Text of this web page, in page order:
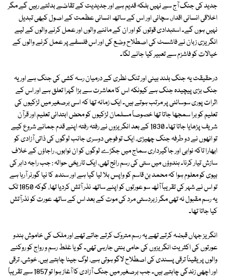
جدید کی جنگ آج سے نہیں بلکہ قدیم ہے اور جدیدیت کے تقاضے بدلتے رہیں گے مگر
اخلاقی انسانی اقدار، سچائی اور اس کے ساتھ انسانی عظمت کے اصول کبھی تبدیل
نہیں ہوں گے۔ استبدادی قوتوں کو اور ان کے ماننے والوں اور عمل کرنے والوں کے لیے
انگریزی زبان نے فاشسٹ کی اصطلاح وضع کی اور اس فلسفے پر عمل کرنے والوں کے
خیالات کو فاشزم سے تعبیر کیا جانے لگا۔
درحقیقت یہ جنگ بلند بینی اور تنگ نظری کے درمیان رسہ کشی کی جنگ ہے اور یہ
جنگ بڑی پیچیدہ جنگ ہے کیونکہ اس کا معاشرت سے بڑا گہرا تعلق ہے اور اس کے
اثرات پوری سوسائٹی پر مرتب ہوتے ہیں۔ ایک زمانہ تھا کہ اسی برصغیر میں لڑکیوں کی
تعلیم کو برا سمجھا جاتا تھا خصوصاً مسلمان لڑکیوں کو محض ابتدائی تعلیم اور قرآن
شریف پڑھایا جاتا تھا۔ 1830 کے بعد انگریزوں نے رفتہ رفتہ اپنے قدم جمانے شروع کیے
تو انھوں نے دو طرفہ جنگ چھیڑی، ایک تو فوجی دوسری جانب لوگوں کی ذاتی آزادی کو
ابھارا تاکہ نوابی اور جاگیرداری سماج میں جکڑے لوگوں کو ان نوابوں، راجاؤں کے خلاف
سازش تیار کرنا۔ ہندوؤں میں ستی کی رسم رائج تھی، ایک تاریخی حوالہ : جب راجہ داہر کی
بیوی کو معلوم ہوا کہ محمد بن قاسم کو واپس بلا لیا گیا ہے اور سندھ کا نیا گورنر آرہا ہے
تو اس نے شہر کی تقریباً آٹھ سو عورتوں کو اپنے ساتھ نذر آتش کردیا تھا، گوکہ 1850 تک
یہ رسم مقبول نہ تھی مگر زبردستی مرد کی موت کے بعد اس کے ساتھ عورت کو نذرآتش
کیا جاتا تھا۔
انگریز جہاں قبضہ کرتے تھے یہ رسم متروک کرتے جاتے تھے اور ملک کی خاموش ہندو
عورتوں کی اکثریت انگریزوں کی حامی بنتی جارہی تھی۔ گویا غلط رسم و رواج کو روکنے
والوں پر یقیناً ترقی پسندی کی اصطلاح لاگو ہوتی ہے، لوگ جینا چاہتے ہیں، خوشی، ترقی
اور اچھی زندگی چاہتے ہیں۔ جب برصغیر میں جنگ آزادی کا آغاز ہوا تو 1857 سے تقریباً